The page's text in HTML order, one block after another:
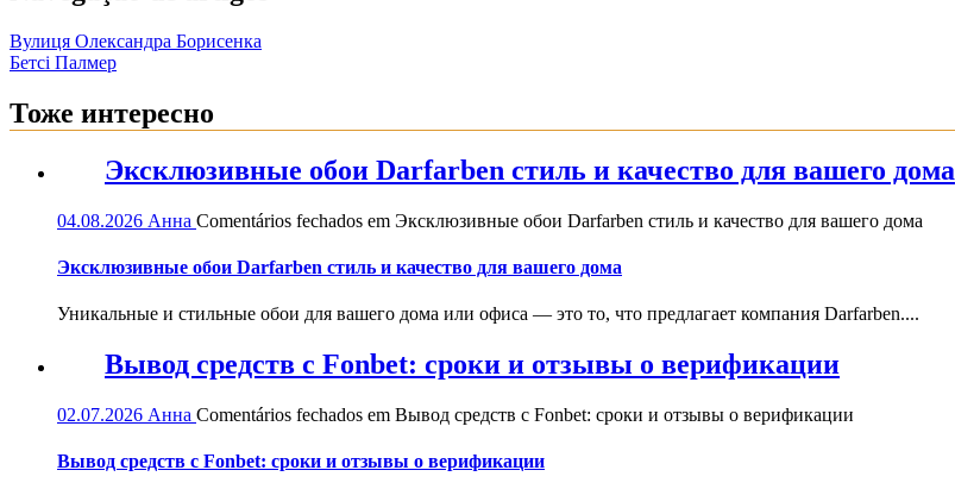
Вулиця Олександра Борисенка
Бетсі Палмер
Тоже интересно
Эксклюзивные обои Darfarben стиль и качество для вашего дома
04.08.2026 Анна Comentários fechados em Эксклюзивные обои Darfarben стиль и качество для вашего дома
Эксклюзивные обои Darfarben стиль и качество для вашего дома
Уникальные и стильные обои для вашего дома или офиса — это то, что предлагает компания Darfarben....
Вывод средств с Fonbet: сроки и отзывы о верификации
02.07.2026 Анна Comentários fechados em Вывод средств с Fonbet: сроки и отзывы о верификации
Вывод средств с Fonbet: сроки и отзывы о верификации